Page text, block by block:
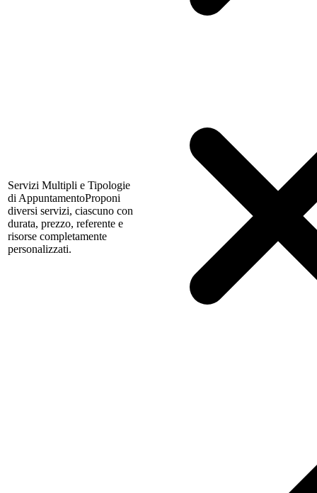
Servizi Multipli e Tipologie
di AppuntamentoProponi
diversi servizi, ciascuno con
durata, prezzo, referente e
risorse completamente
personalizzati.